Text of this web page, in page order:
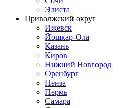
Элиста
Приволжский округ
Ижевск
Йошкар-Ола
Казань
Киров
Нижний Новгород
Оренбург
Пенза
Пермь
Самара